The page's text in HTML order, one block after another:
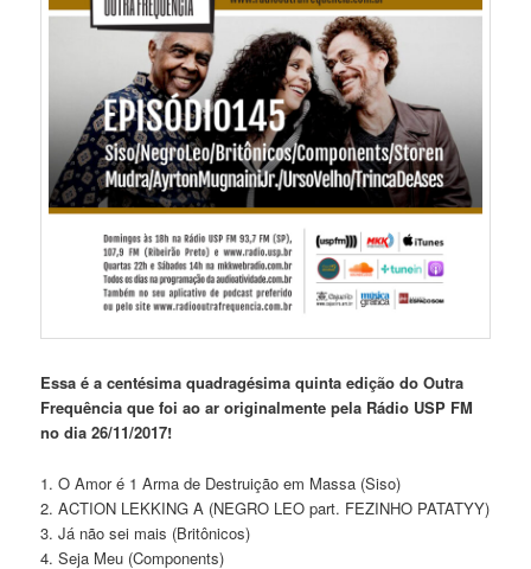
Essa é a centésima quadragésima quinta edição do Outra
Frequência que foi ao ar originalmente pela Rádio USP FM
no dia 26/11/2017!
1. O Amor é 1 Arma de Destruição em Massa (Siso)
2. ACTION LEKKING A (NEGRO LEO part. FEZINHO PATATYY)
3. Já não sei mais (Britônicos)
4. Seja Meu (Components)